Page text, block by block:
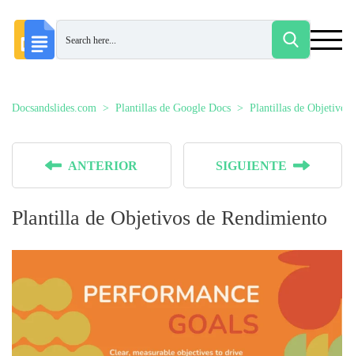
Docsandslides.com Plantillas de Google Docs Plantillas de Objetivos
ANTERIOR SIGUIENTE
Plantilla de Objetivos de Rendimiento